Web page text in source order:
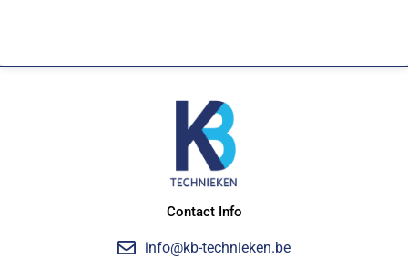
Contact Info
info@kb-technieken.be